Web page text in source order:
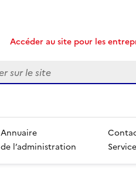
Accéder au site pour les
Annuaire
de l’administration